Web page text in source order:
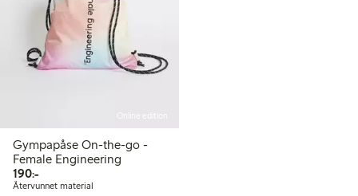
Gympapåse On-the-go -
Female Engineering
190:-190,00 kr
Återvunnet material